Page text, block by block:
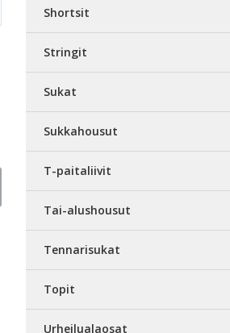
Shortsit
Stringit
Sukat
Sukkahousut
T-paitaliivit
Tai-alushousut
Tennarisukat
Topit
Urheilualaosat